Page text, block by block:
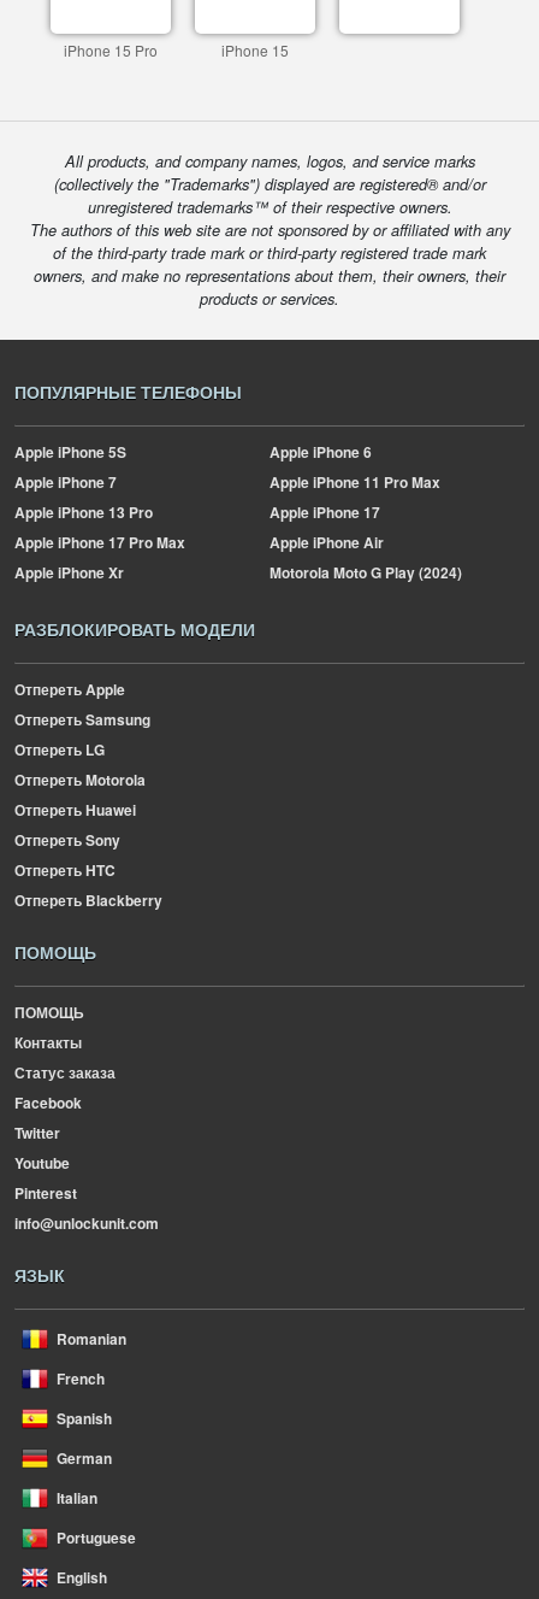
iPhone 15 Pro iPhone 15
All products, and company names, logos, and service marks
(collectively the "Trademarks") displayed are registered® and/or
unregistered trademarks™ of their respective owners.
The authors of this web site are not sponsored by or affiliated with any
of the third-party trade mark or third-party registered trade mark
owners, and make no representations about them, their owners, their
products or services.
ПОПУЛЯРНЫЕ ТЕЛЕФОНЫ
AppleiPhone 5S AppleiPhone 6
AppleiPhone 7 AppleiPhone 11 Pro Max
AppleiPhone 13 Pro AppleiPhone 17
AppleiPhone 17 Pro Max AppleiPhone Air
AppleiPhone Xr MotorolaMoto G Play (2024)
РАЗБЛОКИРОВАТЬ МОДЕЛИ
Отпереть Apple
Отпереть Samsung
Отпереть LG
Отпереть Motorola
Отпереть Huawei
Отпереть Sony
Отпереть HTC
Отпереть Blackberry
ПОМОЩЬ
ПОМОЩЬ
Контакты
Статус заказа
Facebook
Twitter
Youtube
Pinterest
info@unlockunit.com
ЯЗЫК
Romanian
French
Spanish
German
Italian
Portuguese
English